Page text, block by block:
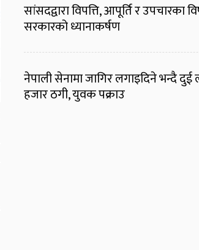
सांसदद्वारा विपत्ति, आपूर्ति र उपचारका
सरकारको ध्यानाकर्षण
नेपाली सेनामा जागिर लगाइदिने भन्दै
हजार ठगी, युवक पक्राउ